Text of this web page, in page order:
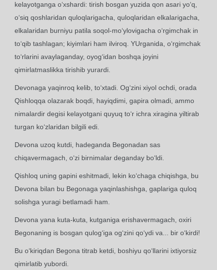
kelayotganga o‘xshardi: tirish bosgan yuzida qon asari yo‘q,
o‘siq qoshlaridan quloqlarigacha, quloqlaridan elkalarigacha,
elkalaridan burniyu patila soqol-mo‘ylovigacha o‘rgimchak in
to‘qib tashlagan; kiyimlari ham ilviroq. YUrganida, o‘rgimchak
to‘rlarini avaylaganday, oyog‘idan boshqa joyini
qimirlatmaslikka tirishib yurardi.
Devonaga yaqinroq kelib, to‘xtadi. Og‘zini xiyol ochdi, orada
Qishloqqa olazarak boqdi, hayiqdimi, gapira olmadi, ammo
nimalardir degisi kelayotgani quyuq to‘r ichra xiragina yiltirab
turgan ko‘zlaridan bilgili edi.
Devona uzoq kutdi, hadeganda Begonadan sas
chiqavermagach, o‘zi birnimalar deganday bo‘ldi.
Qishloq uning gapini eshitmadi, lekin ko‘chaga chiqishga, bu
Devona bilan bu Begonaga yaqinlashishga, gaplariga quloq
solishga yuragi betlamadi ham.
Devona yana kuta-kuta, kutganiga erishavermagach, oxiri
Begonaning is bosgan qulog‘iga og‘zini qo‘ydi va... bir o‘kirdi!
Bu o‘kiriqdan Begona titrab ketdi, boshiyu qo‘llarini ixtiyorsiz
qimirlatib yubordi.